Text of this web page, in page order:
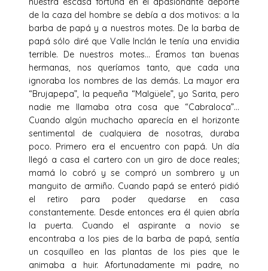
de la caza del hombre se debía a dos motivos: a la
barba de papá y a nuestros motes. De la barba de
papá sólo diré que Valle Inclán le tenía una envidia
terrible. De nuestros motes… Éramos tan buenas
hermanas, nos queríamos tanto, que cada una
ignoraba los nombres de las demás. La mayor era
“Brujapepa”, la pequeña “Malgüele”, yo Sarita, pero
nadie me llamaba otra cosa que “Cabraloca”…
Cuando algún muchacho aparecía en el horizonte
sentimental de cualquiera de nosotras, duraba
poco. Primero era el encuentro con papá. Un día
llegó a casa el cartero con un giro de doce reales;
mamá lo cobró y se compró un sombrero y un
manguito de armiño. Cuando papá se enteró pidió
el retiro para poder quedarse en casa
constantemente. Desde entonces era él quien abría
la puerta. Cuando el aspirante a novio se
encontraba a los pies de la barba de papá, sentía
un cosquilleo en las plantas de los pies que le
animaba a huir. Afortunadamente mi padre, no